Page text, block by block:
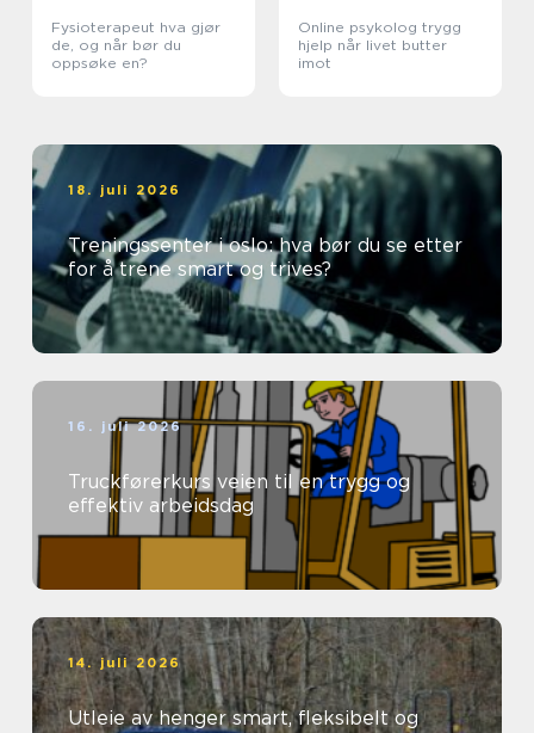
Fysioterapeut hva gjør
de, og når bør du
oppsøke en?
Online psykolog trygg
hjelp når livet butter
imot
18. juli 2026
Treningssenter i oslo: hva bør du se etter
for å trene smart og trives?
16. juli 2026
Truckførerkurs veien til en trygg og
effektiv arbeidsdag
14. juli 2026
Utleie av henger smart, fleksibelt og